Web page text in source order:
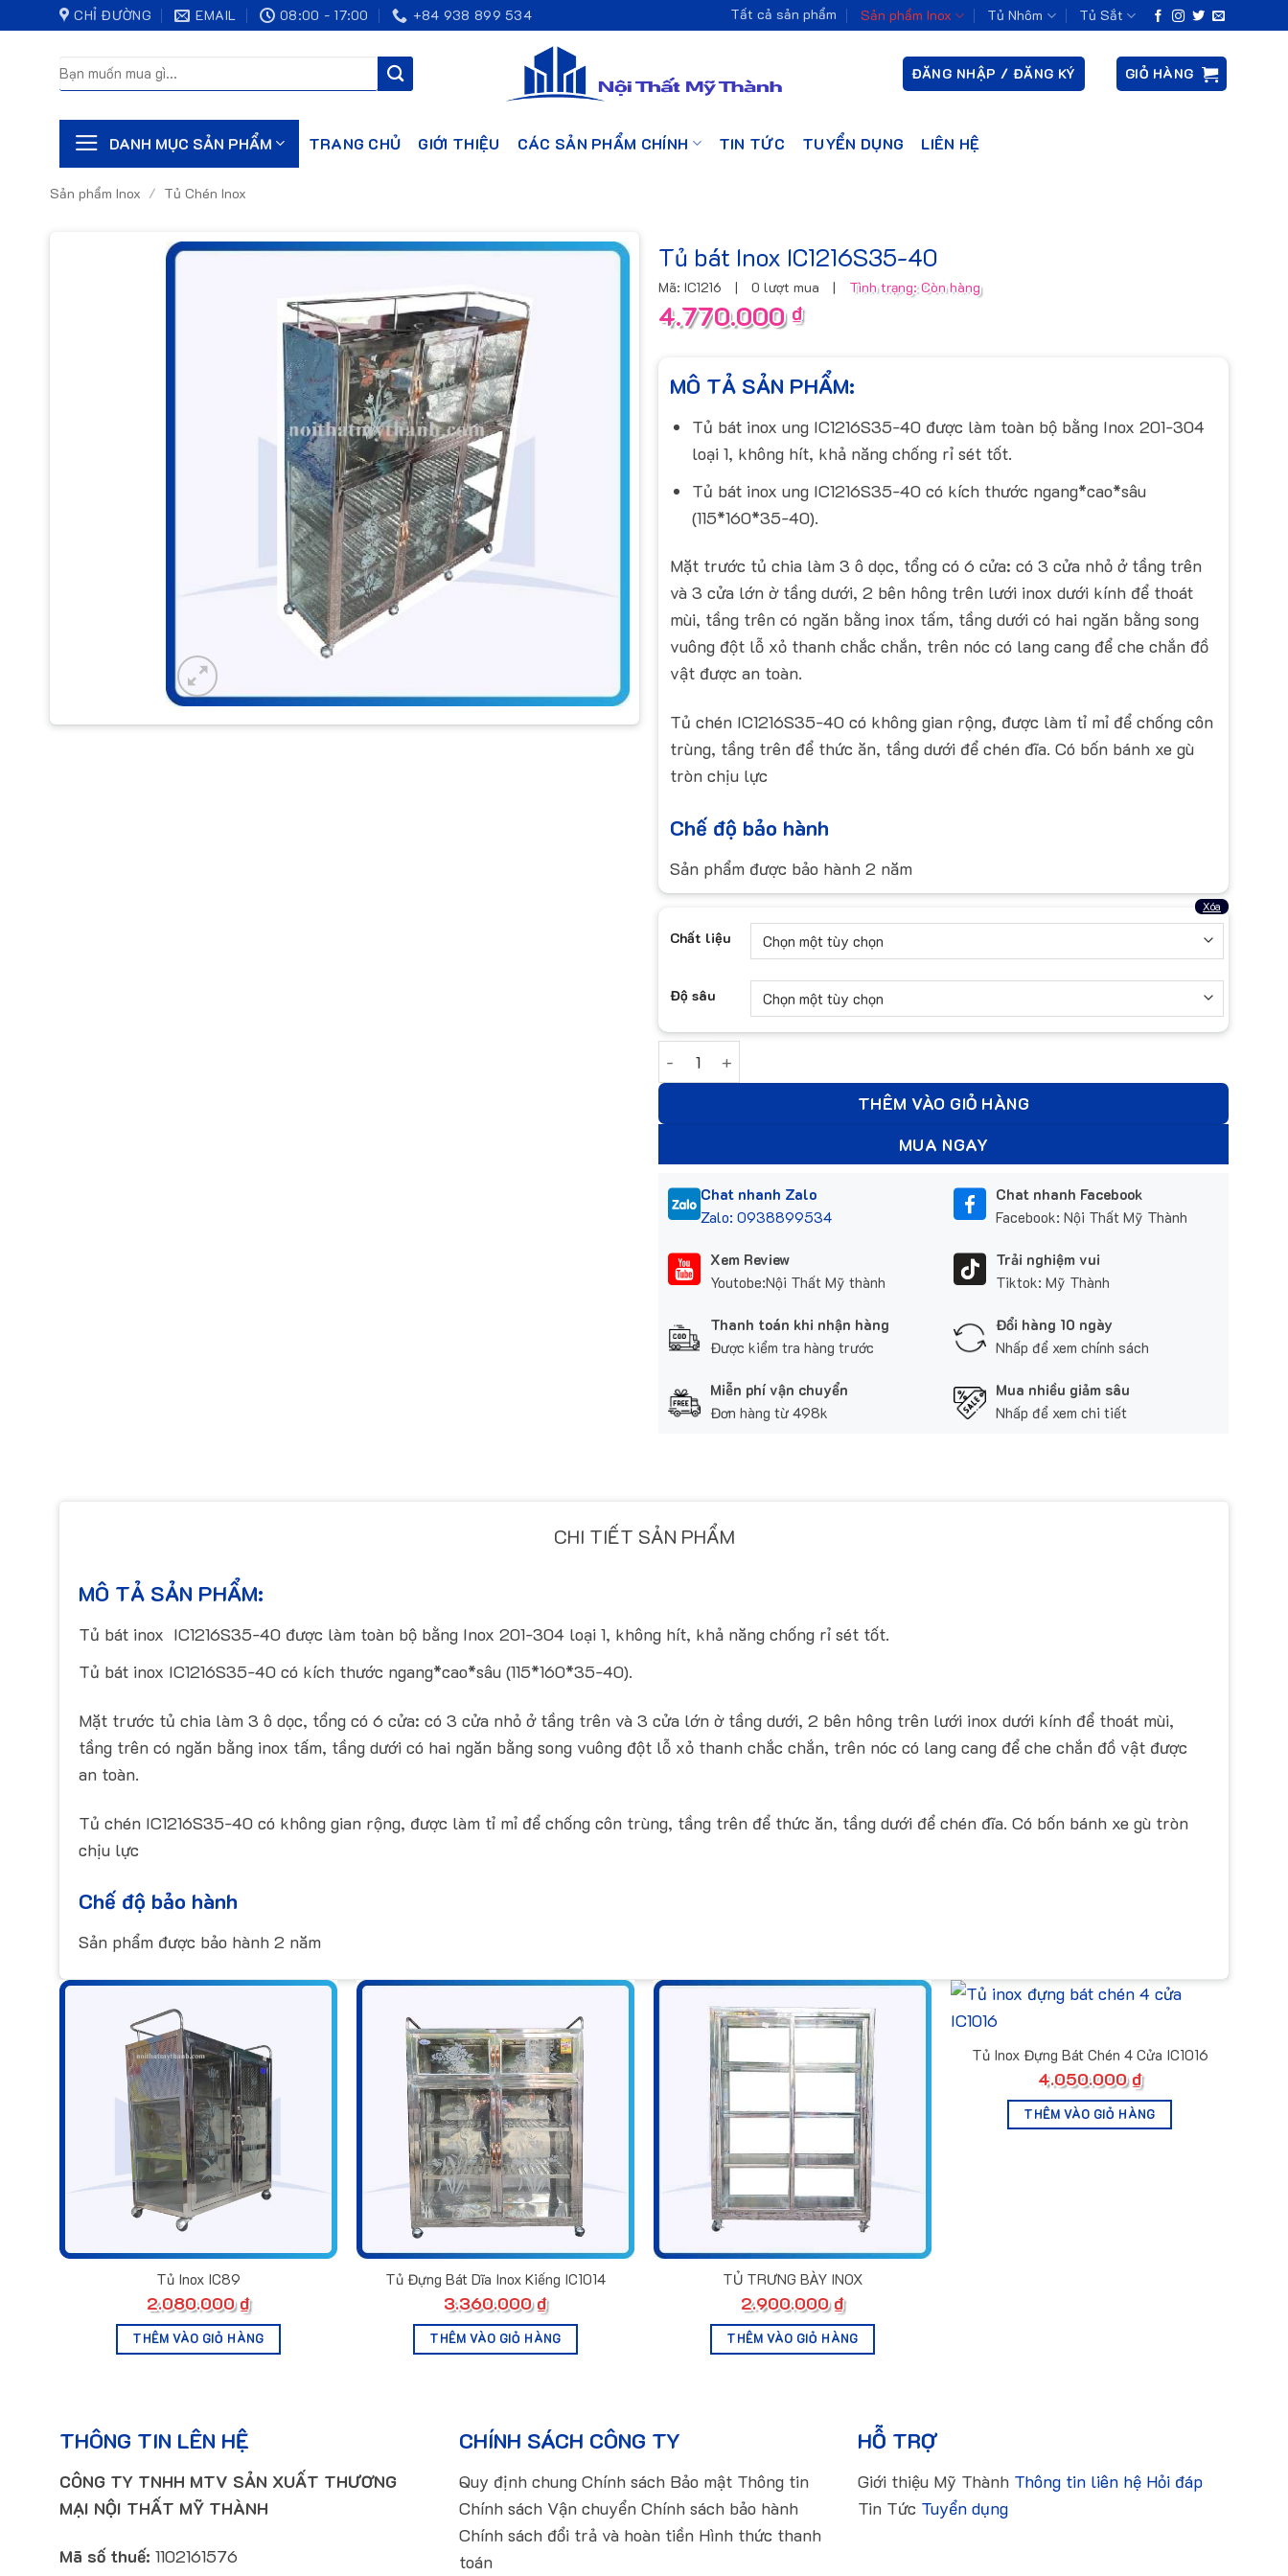
CHỈ ĐƯỜNG EMAIL 08:00 - 17:00 +84 938 899 534 Tất cả sản phẩm Sản phẩm Inox Tủ Nhôm Tủ Sắt
Tìm
kiếm:
ĐĂNG NHẬP / ĐĂNG KÝ GIỎ HÀNG
DANH MỤC SẢN PHẨM TRANG CHỦ GIỚI THIỆU CÁC SẢN PHẨM CHÍNH TIN TỨC TUYỂN DỤNG LIÊN HỆ
Sản phẩm Inox / Tủ Chén Inox
Tủ bát Inox IC1216S35-40
Mã: IC1216 | 0 lượt mua | Tình trạng: Còn hàng
4.770.000₫
MÔ TẢ SẢN PHẨM:
Tủ bát inox ung IC1216S35-40 được làm toàn bộ bằng Inox 201-304
loại 1, không hít, khả năng chống rỉ sét tốt.
Tủ bát inox ung IC1216S35-40 có kích thước ngang*cao*sâu
(115*160*35-40).
Mặt trước tủ chia làm 3 ô dọc, tổng có 6 cửa: có 3 cửa nhỏ ở tầng trên
và 3 cửa lớn ờ tầng dưới, 2 bên hông trên lưới inox dưới kính để thoát
mùi, tầng trên có ngăn bằng inox tấm, tầng dưới có hai ngăn bằng song
vuông đột lỗ xỏ thanh chắc chắn, trên nóc có lang cang để che chắn đồ
vật được an toàn.
Tủ chén IC1216S35-40 có không gian rộng, được làm tỉ mỉ để chống côn
trùng, tầng trên để thức ăn, tầng dưới để chén đĩa. Có bốn bánh xe gù
tròn chịu lực
Chế độ bảo hành
Sản phẩm được bảo hành 2 năm
Chất liệu
Độ sâu
Xóa
THÊM VÀO GIỎ HÀNG
MUA NGAY
Chat nhanh Zalo
Zalo: 0938899534
Chat nhanh Facebook
Facebook: Nội Thất Mỹ Thành
Xem Review
Youtobe:Nội Thất Mỹ thành
Trải nghiệm vui
Tiktok: Mỹ Thành
Thanh toán khi nhận hàng
Được kiểm tra hàng trước
Đổi hàng 10 ngày
Nhấp để xem chính sách
Miễn phí vận chuyển
Đơn hàng từ 498k
Mua nhiều giảm sâu
Nhấp để xem chi tiết
CHI TIẾT SẢN PHẨM
MÔ TẢ SẢN PHẨM:
Tủ bát inox IC1216S35-40 được làm toàn bộ bằng Inox 201-304 loại 1, không hít, khả năng chống rỉ sét tốt.
Tủ bát inox IC1216S35-40 có kích thước ngang*cao*sâu (115*160*35-40).
Mặt trước tủ chia làm 3 ô dọc, tổng có 6 cửa: có 3 cửa nhỏ ở tầng trên và 3 cửa lớn ờ tầng dưới, 2 bên hông trên lưới inox dưới kính để thoát mùi,
tầng trên có ngăn bằng inox tấm, tầng dưới có hai ngăn bằng song vuông đột lỗ xỏ thanh chắc chắn, trên nóc có lang cang để che chắn đồ vật được
an toàn.
Tủ chén IC1216S35-40 có không gian rộng, được làm tỉ mỉ để chống côn trùng, tầng trên để thức ăn, tầng dưới để chén đĩa. Có bốn bánh xe gù tròn
chịu lực
Chế độ bảo hành
Sản phẩm được bảo hành 2 năm
Tủ Inox IC89
2.080.000₫
THÊM VÀO GIỎ HÀNG
Tủ Đựng Bát Dĩa Inox Kiếng IC1014
3.360.000₫
THÊM VÀO GIỎ HÀNG
TỦ TRƯNG BÀY INOX
2.900.000₫
THÊM VÀO GIỎ HÀNG
Tủ Inox Đựng Bát Chén 4 Cửa IC1016
4.050.000₫
THÊM VÀO GIỎ HÀNG
THÔNG TIN LÊN HỆ
CÔNG TY TNHH MTV SẢN XUẤT THƯƠNG
MẠI NỘI THẤT MỸ THÀNH
Mã số thuế: 1102161576
CHÍNH SÁCH CÔNG TY
Quy định chung Chính sách Bảo mật Thông tin
Chính sách Vận chuyển Chính sách bảo hành
Chính sách đổi trả và hoàn tiền Hình thức thanh
toán
HỖ TRỢ
Giới thiệu Mỹ Thành Thông tin liên hệ Hỏi đáp
Tin Tức Tuyển dụng